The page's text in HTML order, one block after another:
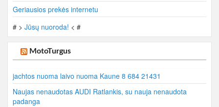
Geriausios prekės internetu
# > Jūsų nuoroda! < #
MotoTurgus
jachtos nuoma laivo nuoma Kaune 8 684 21431
Naujas nenaudotas AUDI Ratlankis, su nauja nenaudota
padanga